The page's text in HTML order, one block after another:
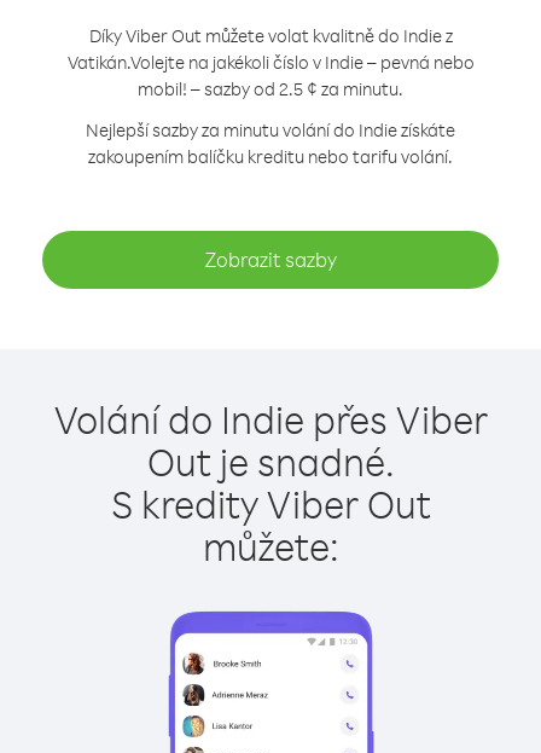
Díky Viber Out můžete volat kvalitně do Indie z
Vatikán.Volejte na jakékoli číslo v Indie – pevná nebo
mobil! – sazby od 2.5 ¢ za minutu.
Nejlepší sazby za minutu volání do Indie získáte
zakoupením balíčku kreditu nebo tarifu volání.
Zobrazit sazby
Volání do Indie přes Viber
Out je snadné.
S kredity Viber Out
můžete: